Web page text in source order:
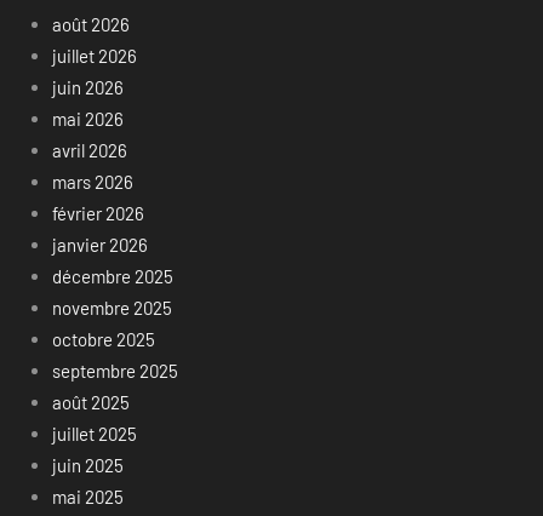
août 2026
juillet 2026
juin 2026
mai 2026
avril 2026
mars 2026
février 2026
janvier 2026
décembre 2025
novembre 2025
octobre 2025
septembre 2025
août 2025
juillet 2025
juin 2025
mai 2025